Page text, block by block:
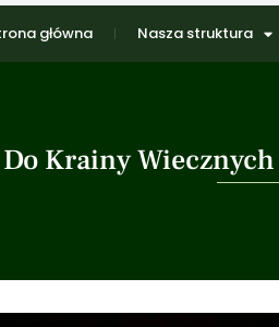
główna Nasza struktura
Do Krainy